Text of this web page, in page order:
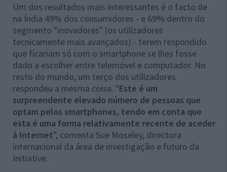
Um dos resultados mais interessantes é o facto de
na Índia 49% dos consumidores - e 69% dentro do
segmento "inovadores" (os utilizadores
tecnicamente mais avançados) - terem respondido
que ficariam só com o smartphone se lhes fosse
dado a escolher entre telemóvel e computador. No
resto do mundo, um terço dos utilizadores
respondeu a mesma coisa. "Este é um
surpreendente elevado número de pessoas que
optam pelos smartphones, tendo em conta que
esta é uma forma relativamente recente de aceder
à Internet", comenta Sue Moseley, directora
internacional da área de investigação e futuro da
Initiative.